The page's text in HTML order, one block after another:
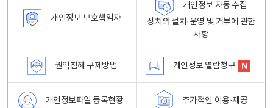
개인정보 보호책임자
개인정보 자동 수집
장치의 설치·운영 및 거부에 관한
사항
권익침해 구제방법 개인정보 열람청구
개인정보파일 등록현황
추가적인 이용·제공